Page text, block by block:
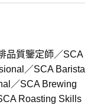
品質鑒定師／SCA
／SCA Barista
／SCA Brewing
Roasting Skills